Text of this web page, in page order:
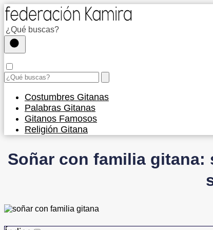
Costumbres Gitanas
Palabras Gitanas
Gitanos Famosos
Religión Gitana
Soñar con familia